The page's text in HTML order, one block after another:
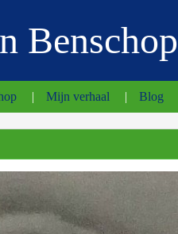
Benschop
| Mijn verhaal | Blog